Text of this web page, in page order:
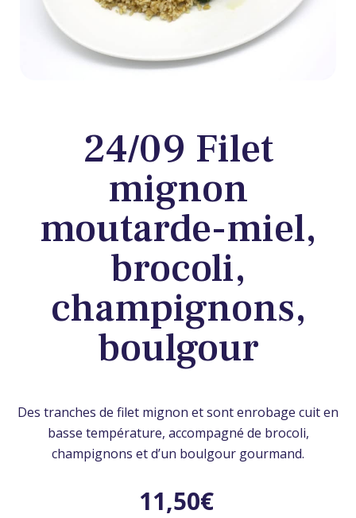
24/09 Filet
mignon
moutarde-miel,
brocoli,
champignons,
boulgour
Des tranches de filet mignon et sont enrobage cuit en
basse température, accompagné de brocoli,
champignons et d’un boulgour gourmand.
11,50€